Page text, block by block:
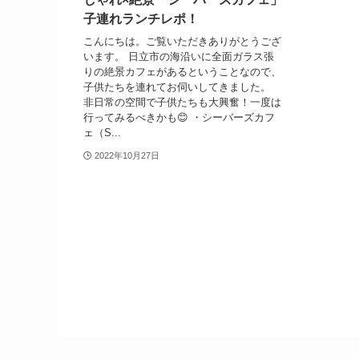
子連れランチレポ！
こんにちは。ご覧いただきありがとうござ
います。 日立市の海沿いに全面ガラス張
りの絶景カフェがあるということなので、
子供たちを連れてお伺いしてきました。
非日常の空間で子供たちも大興奮！一度は
行ってみるべきかも😊 ・シーバーズカフ
ェ（S...
2022年10月27日